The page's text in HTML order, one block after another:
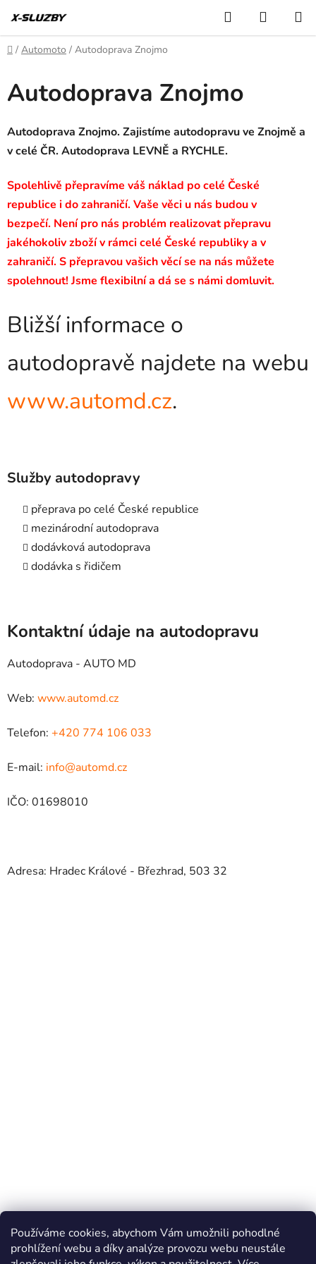
Používáme cookies, abychom Vám umožnili pohodlné
prohlížení webu a díky analýze provozu webu neustále
na
obsah
Hledat
KOŠÍK
Domů
/ Automoto / Autodoprava Znojmo
Autodoprava Znojmo
Autodoprava Znojmo. Zajistíme autodopravu ve Znojmě a
v celé ČR. Autodoprava LEVNĚ a RYCHLE.
Spolehlivě přepravíme váš náklad po celé České
republice i do zahraničí. Vaše věci u nás budou v
bezpečí. Není pro nás problém realizovat přepravu
jakéhokoliv zboží v rámci celé České republiky a v
zahraničí. S přepravou vašich věcí se na nás můžete
spolehnout! Jsme flexibilní a dá se s námi domluvit.
Bližší informace o
autodopravě najdete na webu
www.automd.cz.
Služby autodopravy
přeprava po celé České republice
mezinárodní autodoprava
dodávková autodoprava
dodávka s řidičem
Kontaktní údaje na autodopravu
Autodoprava - AUTO MD
Web: www.automd.cz
Telefon: +420 774 106 033
E-mail: info@automd.cz
IČO: 01698010
Adresa: Hradec Králové - Březhrad, 503 32